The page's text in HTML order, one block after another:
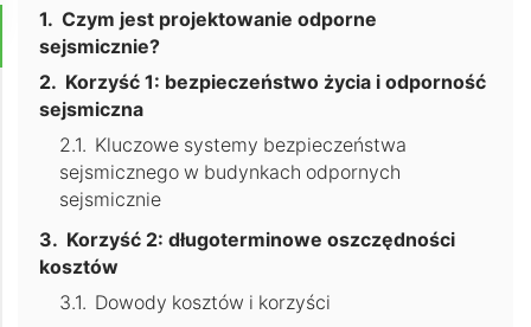
Czym jest projektowanie odporne
sejsmicznie?
Korzyść 1: bezpieczeństwo życia i odporność
sejsmiczna
Kluczowe systemy bezpieczeństwa
sejsmicznego w budynkach odpornych
sejsmicznie
Korzyść 2: długoterminowe oszczędności
kosztów
Dowody kosztów i korzyści